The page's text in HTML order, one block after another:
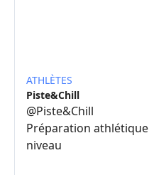
ATHLÈTES
Piste&Chill
@Piste&Chill
Préparation
niveau